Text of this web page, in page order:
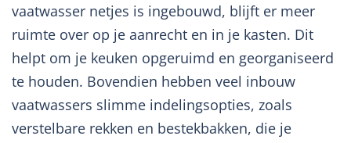
vaatwasser netjes is ingebouwd, blijft er meer
ruimte over op je aanrecht en in je kasten. Dit
helpt om je keuken opgeruimd en georganiseerd
te houden. Bovendien hebben veel inbouw
vaatwassers slimme indelingsopties, zoals
verstelbare rekken en bestekbakken, die je